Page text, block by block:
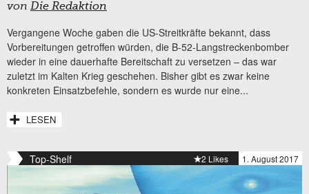
von Die Redaktion
Vergangene Woche gaben die US-Streitkräfte bekannt, dass
Vorbereitungen getroffen würden, die B-52-Langstreckenbomber
wieder in eine dauerhafte Bereitschaft zu versetzen – das war
zuletzt im Kalten Krieg geschehen. Bisher gibt es zwar keine
konkreten Einsatzbefehle, sondern es wurde nur eine...
LESEN
Top-Shelf 1. August 2017
2 Likes